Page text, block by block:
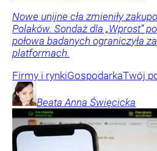
Nowe unijne cła zmieniły
Polaków. Sondaż dla „Wprost”
połowa badanych ograniczyła
platformach.
Firmy i rynkiGospodarkaTwój
Beata Anna Święcicka